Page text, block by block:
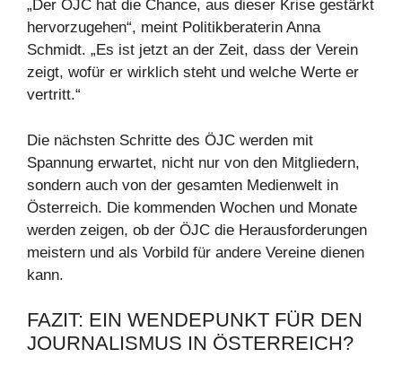
„Der ÖJC hat die Chance, aus dieser Krise gestärkt
hervorzugehen“, meint Politikberaterin Anna
Schmidt. „Es ist jetzt an der Zeit, dass der Verein
zeigt, wofür er wirklich steht und welche Werte er
vertritt.“
Die nächsten Schritte des ÖJC werden mit
Spannung erwartet, nicht nur von den Mitgliedern,
sondern auch von der gesamten Medienwelt in
Österreich. Die kommenden Wochen und Monate
werden zeigen, ob der ÖJC die Herausforderungen
meistern und als Vorbild für andere Vereine dienen
kann.
FAZIT: EIN WENDEPUNKT FÜR DEN
JOURNALISMUS IN ÖSTERREICH?